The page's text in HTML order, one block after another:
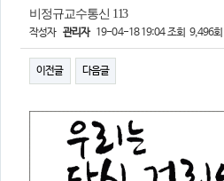
언론보도
참여
자유게시판
비정규교수통신 113
작성자 관리자 19-04-18 19:04조회 9,496회
이전글 다음글